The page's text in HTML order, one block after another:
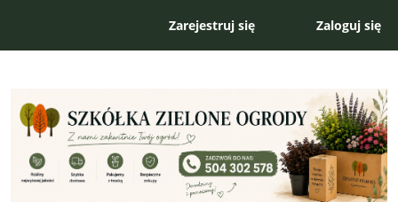
Zarejestruj się Zaloguj się